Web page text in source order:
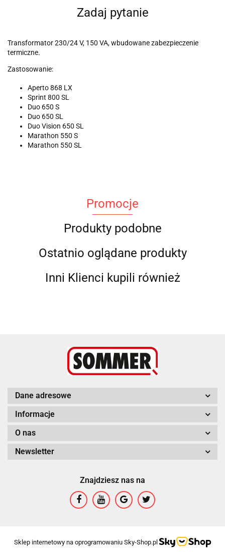
Zadaj pytanie
Transformator 230/24 V, 150 VA, wbudowane zabezpieczenie
termiczne.
Zastosowanie:
Aperto 868 LX
Sprint 800 SL
Duo 650 S
Duo 650 SL
Duo Vision 650 SL
Marathon 550 S
Marathon 550 SL
Promocje
Produkty podobne
Ostatnio oglądane produkty
Inni Klienci kupili również
Dane adresowe
Informacje
O nas
Newsletter
Znajdziesz nas na
Sklep internetowy na oprogramowaniu Sky-Shop.pl